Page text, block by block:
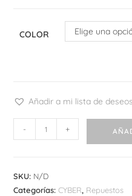
COLOR Elige una
Añadir a mi lista de deseos
Muji
cantidad
- +
SKU: N/D
Categorías:CYBER, Repuestos